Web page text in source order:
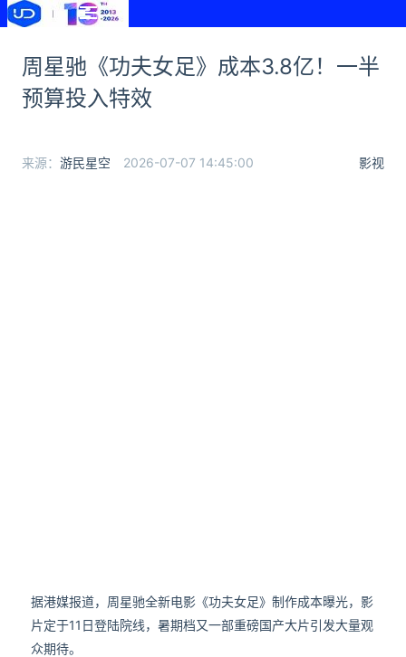
周星驰《功夫女足》成本3.8亿！一半
预算投入特效
影视
来源： 游民星空 2026-07-07 14:45:00
据港媒报道，周星驰全新电影《功夫女足》制作成本曝光，影
片定于11日登陆院线，暑期档又一部重磅国产大片引发大量观
众期待。